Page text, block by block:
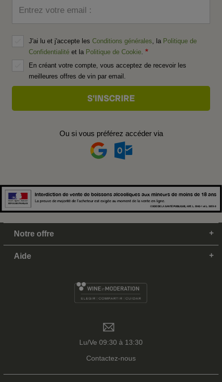
Entrez votre email :
J'ai lu et j'accepte les Conditions générales , la Politique de
Confidentialité et la Politique de Cookie
En créant votre compte, vous acceptez de recevoir les
meilleures offres de vin par email.
Ou si vous préférez accéder via
Notre offre
Aide
Lu/Ve 09:30 à 13:30
Contactez-nous